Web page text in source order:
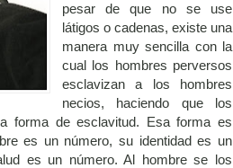
pesar de que no se use
látigos o cadenas, existe una
manera muy sencilla con la
cual los hombres perversos
esclavizan a los hombres
necios, haciendo que los
forma de esclavitud. Esa forma es
es un número, su identidad es un
es un número. Al hombre se los